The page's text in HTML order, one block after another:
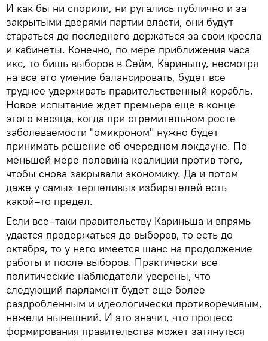
И как бы ни спорили, ни ругались публично и за
закрытыми дверями партии власти, они будут
стараться до последнего держаться за свои кресла
и кабинеты. Конечно, по мере приближения часа
икс, то бишь выборов в Сейм, Кариньшу, несмотря
на все его умение балансировать, будет все
труднее удерживать правительственный корабль.
Новое испытание ждет премьера еще в конце
этого месяца, когда при стремительном росте
заболеваемости "омикроном" нужно будет
принимать решение об очередном локдауне. По
меньшей мере половина коалиции против того,
чтобы снова закрывали экономику. Да и потом
даже у самых терпеливых избирателей есть
какой–то предел.
Если все–таки правительству Кариньша и впрямь
удастся продержаться до выборов, то есть до
октября, то у него имеется шанс на продолжение
работы и после выборов. Практически все
политические наблюдатели уверены, что
следующий парламент будет еще более
раздробленным и идеологически противоречивым,
нежели нынешний. И это значит, что процесс
формирования правительства может затянуться